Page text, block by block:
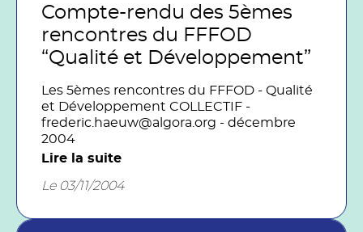
Compte-rendu des 5èmes
rencontres du FFFOD
“Qualité et Développement”
Les 5èmes rencontres du FFFOD - Qualité
et Développement COLLECTIF -
frederic.haeuw@algora.org - décembre
2004
Lire la suite
Le 03/11/2004